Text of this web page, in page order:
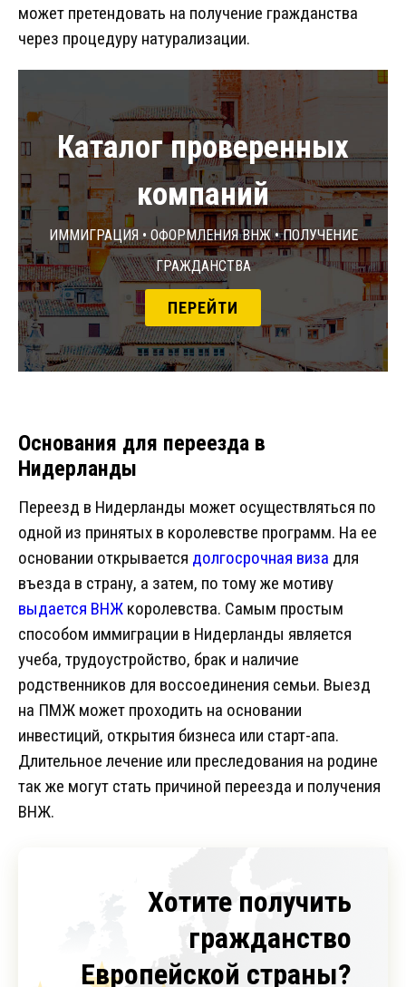
может претендовать на получение гражданства
через процедуру натурализации.
Каталог проверенных
компаний
Иммиграция • Оформления ВНЖ • Получение
гражданства
ПЕРЕЙТИ
Основания для переезда в
Нидерланды
Переезд в Нидерланды может осуществляться по
одной из принятых в королевстве программ. На ее
основании открывается долгосрочная виза для
въезда в страну, а затем, по тому же мотиву
выдается ВНЖ королевства. Самым простым
способом иммиграции в Нидерланды является
учеба, трудоустройство, брак и наличие
родственников для воссоединения семьи. Выезд
на ПМЖ может проходить на основании
инвестиций, открытия бизнеса или старт-апа.
Длительное лечение или преследования на родине
так же могут стать причиной переезда и получения
ВНЖ.
Хотите получить
гражданство
Европейской страны?